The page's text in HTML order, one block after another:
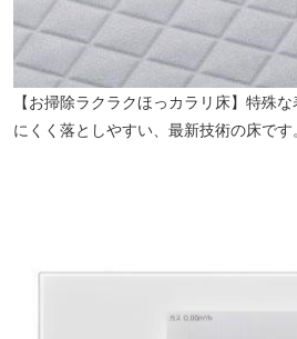
【お掃除ラクラクほっカラリ床】特殊
にくく落としやすい、最新技術の床です